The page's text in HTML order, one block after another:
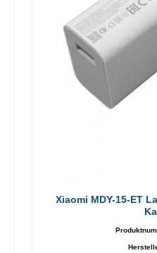
Xiaomi MDY-15-ET